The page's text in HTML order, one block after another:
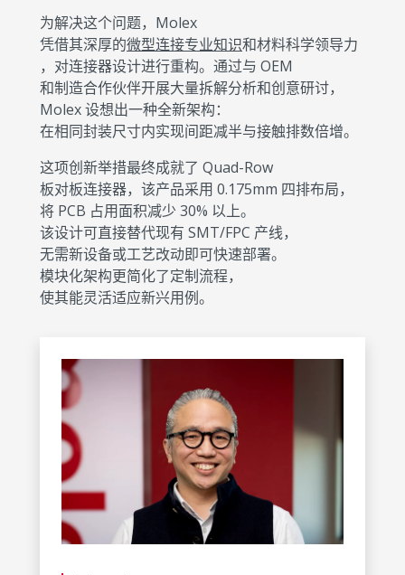
为解决这个问题，Molex
凭借其深厚的微型连接专业知识和材料科学领导力
，对连接器设计进行重构。通过与 OEM
和制造合作伙伴开展大量拆解分析和创意研讨，
Molex 设想出一种全新架构：
在相同封装尺寸内实现间距减半与接触排数倍增。
这项创新举措最终成就了 Quad-Row
板对板连接器，该产品采用 0.175mm 四排布局，
将 PCB 占用面积减少 30% 以上。
该设计可直接替代现有 SMT/FPC 产线，
无需新设备或工艺改动即可快速部署。
模块化架构更简化了定制流程，
使其能灵活适应新兴用例。